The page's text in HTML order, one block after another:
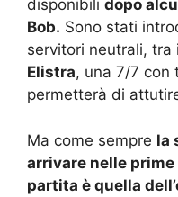
disponibili dopo
Bob. Sono stati
servitori neutrali, tra
Elistra, una 7/7 con
permetterà di
Ma come sempre la
arrivare nelle
partita è quella